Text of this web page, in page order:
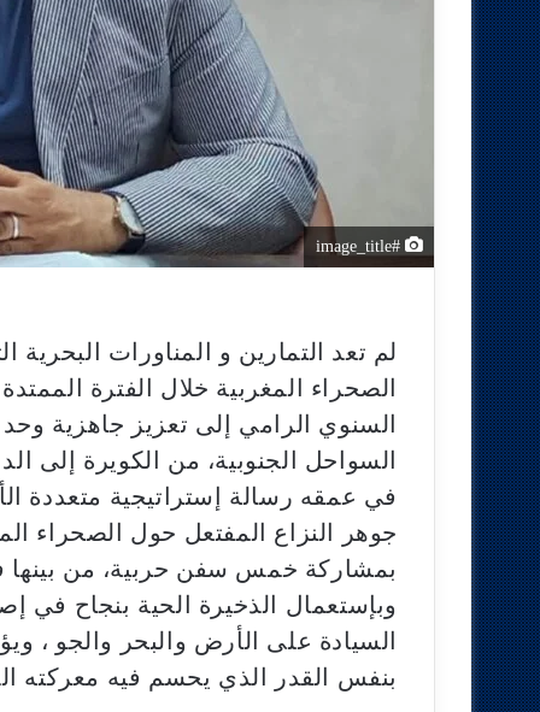
#image_title
لم تعد التمارين و المناورات البحرية
السنوي الرامي إلى تعزيز جاهزية
السواحل الجنوبية، من الكويرة
في عمقه رسالة إستراتيجية متعددة
جوهر النزاع المفتعل حول الصحراء
بمشاركة خمس سفن حربية، من بينها
وبإستعمال الذخيرة الحية بنجاح في
السيادة على الأرض والبحر والجو ،
بنفس القدر الذي يحسم فيه معركته